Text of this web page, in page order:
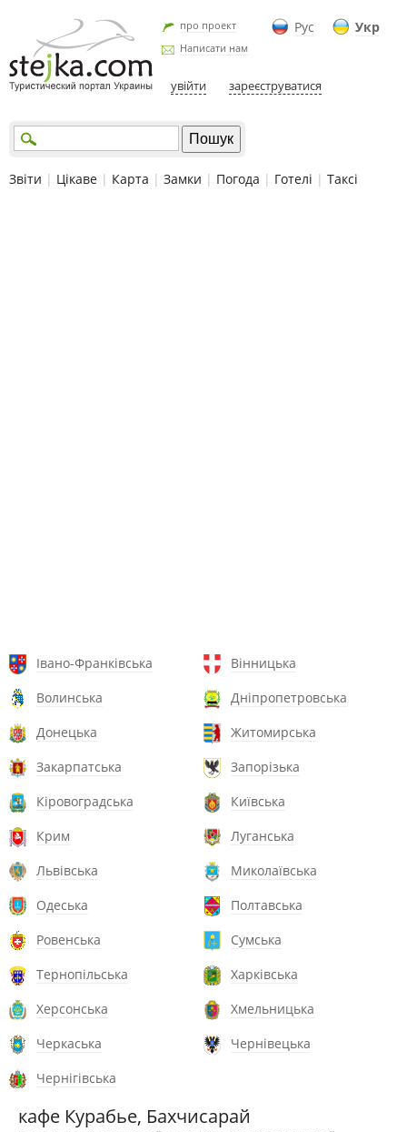
Рус Укр
про проект
Написати нам
увійти зареєструватися
Звіти | Цікаве | Карта | Замки | Погода | Готелі | Таксі
Івано-Франківська
Вінницька
Волинська
Дніпропетровська
Донецька
Житомирська
Закарпатська
Запорізька
Кіровоградська
Київська
Крим
Луганська
Львівська
Миколаївська
Одеська
Полтавська
Ровенська
Сумська
Тернопільська
Харківська
Херсонська
Хмельницька
Черкаська
Чернівецька
Чернігівська
кафе Курабье, Бахчисарай